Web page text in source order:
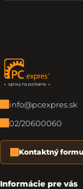
Zápätie
info@pcexpres.sk
02/20600060
Kontaktný
Informácie pre vás